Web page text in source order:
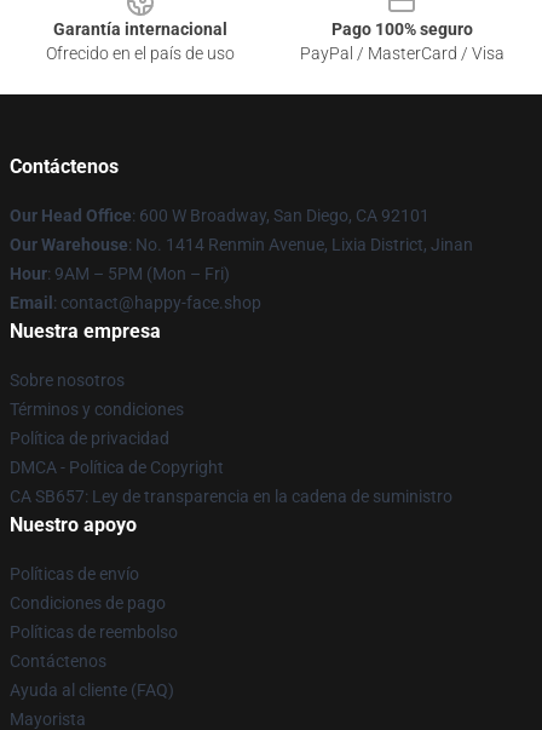
Garantía internacional
Ofrecido en el país de uso
Pago 100% seguro
PayPal / MasterCard / Visa
Contáctenos
Our Head Office: 600 W Broadway, San Diego, CA 92101
Our Warehouse: No. 1414 Renmin Avenue, Lixia District, Jinan
Hour: 9AM – 5PM (Mon – Fri)
Email : contact@happy-face.shop
Nuestra empresa
Sobre nosotros
Términos y condiciones
Política de privacidad
DMCA - Política de Copyright
CA SB657: Ley de transparencia en la cadena de suministro
Nuestro apoyo
Políticas de envío
Condiciones de pago
Políticas de reembolso
Contáctenos
Ayuda al cliente (FAQ)
Mayorista